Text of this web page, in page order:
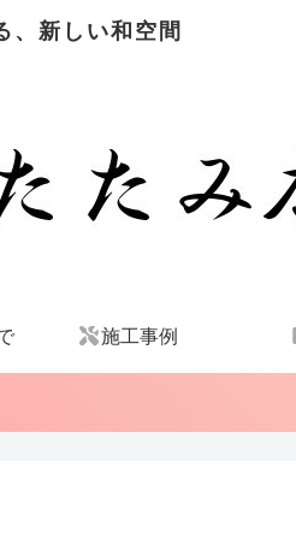
、新しい和空間
施工事例